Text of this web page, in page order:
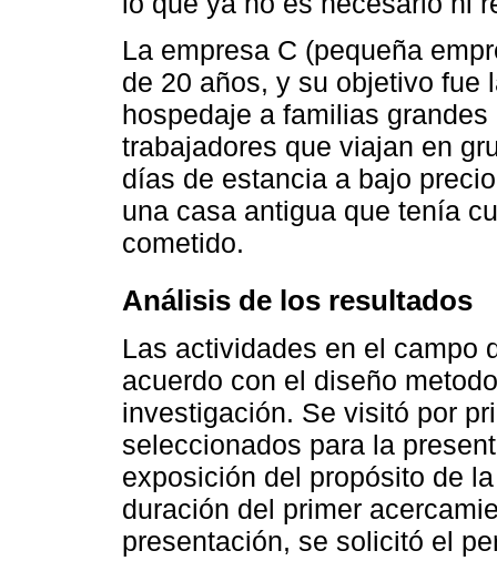
La empresa C (pequeña
de 20 años, y su objetivo fue
hospedaje a familias
trabajadores que viajan en
días de estancia a bajo
una casa antigua que tenía
cometido.
Análisis de los resultados
Las actividades en el campo
acuerdo con el diseño
investigación. Se visitó por
seleccionados para la
exposición del propósito de
duración del primer
presentación, se solicitó el